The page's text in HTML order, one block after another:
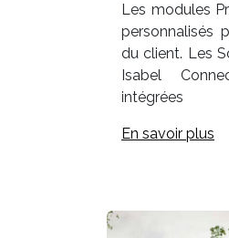
Les modules
personnalisés
du client. Les
Isabel
intégrées
En savoir plus